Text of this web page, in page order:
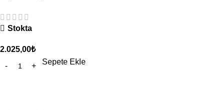
Stokta
2.025,00₺
Sepete Ekle